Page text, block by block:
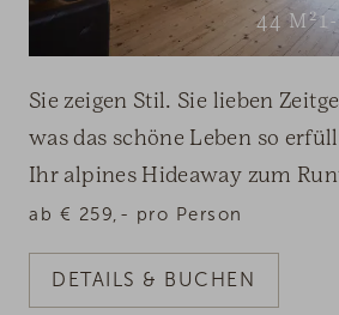
44 M²
Sie zeigen Stil. Sie lieben
was das schöne Leben so
Ihr alpines Hideaway zum
Auftanken.
ab € 259,- pro Person
DETAILS & BUCHEN